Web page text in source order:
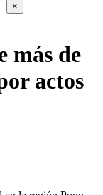
×
más de
actos